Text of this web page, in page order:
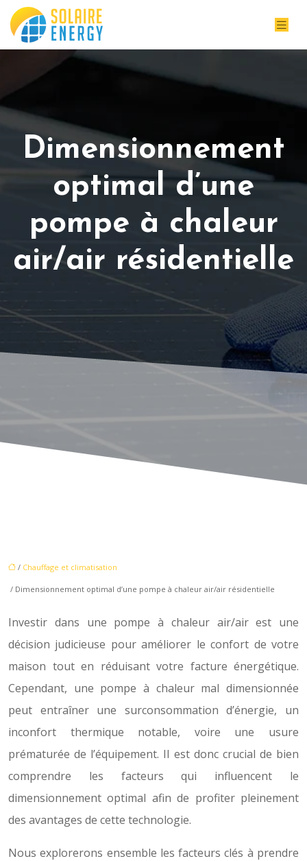
Dimensionnement
optimal d’une
pompe à chaleur
air/air résidentielle
/ Chauffage et climatisation
/ Dimensionnement optimal d’une pompe à chaleur air/air résidentielle
Investir dans une pompe à chaleur air/air est une
décision judicieuse pour améliorer le confort de votre
maison tout en réduisant votre facture énergétique.
Cependant, une pompe à chaleur mal dimensionnée
peut entraîner une surconsommation d’énergie, un
inconfort thermique notable, voire une usure
prématurée de l’équipement. Il est donc crucial de bien
comprendre les facteurs qui influencent le
dimensionnement optimal afin de profiter pleinement
des avantages de cette technologie.
Nous explorerons ensemble les facteurs clés à prendre